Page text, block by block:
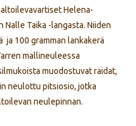
Helena-
Taika -langasta. Niiden
ja 100 gramman lankakerä
mallineuleessa
muodostuvat raidat,
neulottu pitsiosio, jotka
neulepinnan.